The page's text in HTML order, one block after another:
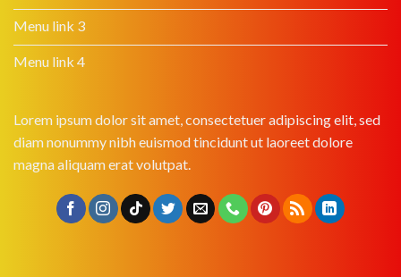
Menu link 3
Menu link 4
Lorem ipsum dolor sit amet, consectetuer adipiscing elit, sed
diam nonummy nibh euismod tincidunt ut laoreet dolore
magna aliquam erat volutpat.